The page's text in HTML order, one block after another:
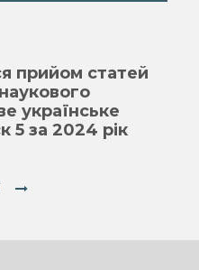
прийом статей
українське
5 за 2024 рік